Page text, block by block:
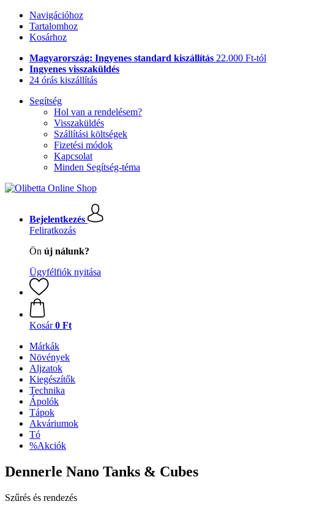
Navigációhoz
Tartalomhoz
Kosárhoz
Magyarország: Ingyenes standard kiszállítás 22.000 Ft-tól
Ingyenes visszaküldés
24 órás kiszállítás
Segítség
Hol van a rendelésem?
Visszaküldés
Szállítási költségek
Fizetési módok
Kapcsolat
Minden Segítség-téma
Bejelentkezés
Feliratkozás
Ön új nálunk?
Ügyfélfiók nyitása
Kosár 0 Ft
Márkák
Növények
Aljzatok
Kiegészítők
Technika
Ápolók
Tápok
Akváriumok
Tó
%Akciók
Dennerle Nano Tanks & Cubes
Szűrés és rendezés